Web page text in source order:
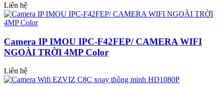
Liên hệ
Camera IP IMOU IPC-F42FEP/ CAMERA WIFI
NGOÀI TRỜI 4MP Color
Liên hệ